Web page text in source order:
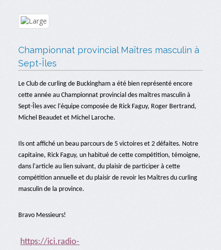
Championnat provincial Maîtres masculin à
Sept-Îles
Le Club de curling de Buckingham a été bien représenté encore
cette année au Championnat provincial des maîtres masculin à
Sept-Îles avec l'équipe composée de Rick Faguy, Roger Bertrand,
Michel Beaudet et Michel Laroche.
Ils ont affiché un beau parcours de 5 victoires et 2 défaites. Notre
capitaine, Rick Faguy, un habitué de cette compétition, témoigne,
dans l'article au lien suivant, du plaisir de participer à cette
compétition annuelle et du plaisir de revoir les Maîtres du curling
masculin de la province.
Bravo Messieurs!
https://ici.radio-